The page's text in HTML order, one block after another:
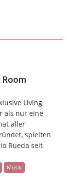
Room
Living
als nur eine
aller
spielten
Rueda seit
Musik